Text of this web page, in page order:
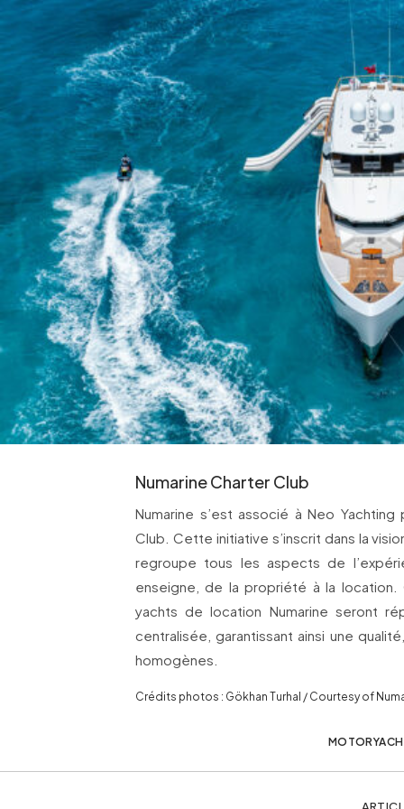
Numarine Charter Club
Numarine s’est associé à Neo
Club. Cette initiative s’inscrit dans la
regroupe tous les aspects de
enseigne, de la propriété à la location.
yachts de location Numarine seront
centralisée, garantissant ainsi une
homogènes.
Crédits photos : Gökhan Turhal / Courtesy of